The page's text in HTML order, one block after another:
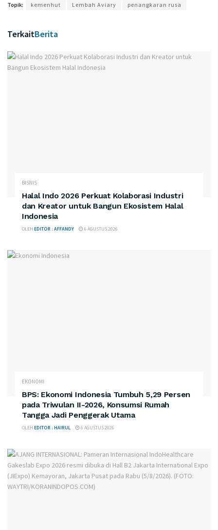
Topik: kemenhut Lembah Aviary penangkaran rusa
TerkaitBerita
BISNIS
Halal Indo 2026 Perkuat Kolaborasi Industri
dan Kreator untuk Bangun Ekosistem Halal
Indonesia
OLEH EDITOR : AFFANDY 6 AGUSTUS 2026
EKONOMI
BPS: Ekonomi Indonesia Tumbuh 5,29 Persen
pada Triwulan II-2026, Konsumsi Rumah
Tangga Jadi Penggerak Utama
OLEH EDITOR : HAIRUL 6 AGUSTUS 2026